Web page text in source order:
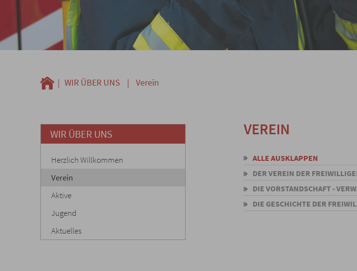
| WIR ÜBER UNS | Verein
VEREIN
ALLE AUSKLAPPEN
DER VEREIN DER
DIE VORSTANDSCHAFT -
DIE GESCHICHTE DER
WIR ÜBER UNS
Herzlich Willkommen
Verein
Aktive
Jugend
Aktuelles